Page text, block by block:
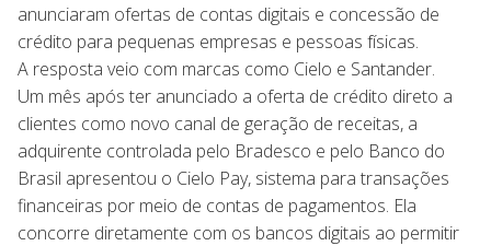
anunciaram ofertas de contas digitais e concessão de
crédito para pequenas empresas e pessoas físicas.
A resposta veio com marcas como Cielo e Santander.
Um mês após ter anunciado a oferta de crédito direto a
clientes como novo canal de geração de receitas, a
adquirente controlada pelo Bradesco e pelo Banco do
Brasil apresentou o Cielo Pay, sistema para transações
financeiras por meio de contas de pagamentos. Ela
concorre diretamente com os bancos digitais ao permitir